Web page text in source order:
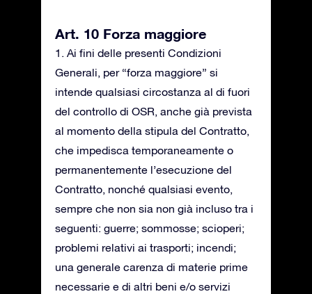
Art. 10 Forza maggiore
1. Ai fini delle presenti Condizioni
Generali, per “forza maggiore” si
intende qualsiasi circostanza al di fuori
del controllo di OSR, anche già prevista
al momento della stipula del Contratto,
che impedisca temporaneamente o
permanentemente l’esecuzione del
Contratto, nonché qualsiasi evento,
sempre che non sia non già incluso tra i
seguenti: guerre; sommosse; scioperi;
problemi relativi ai trasporti; incendi;
una generale carenza di materie prime
necessarie e di altri beni e/o servizi